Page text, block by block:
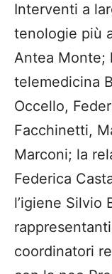
Interventi a
tenologie più
Antea Monte;
telemedicina
Occello,
Facchinetti,
Marconi; la
Federica
l’igiene Silvio
coordinatori